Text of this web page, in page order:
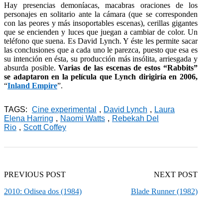
Hay presencias demoníacas, macabras oraciones de los
personajes en solitario ante la cámara (que se corresponden
con las peores y más insoportables escenas), cerillas gigantes
que se encienden y luces que juegan a cambiar de color. Un
teléfono que suena. Es David Lynch. Y éste les permite sacar
las conclusiones que a cada uno le parezca, puesto que esa es
su intención en ésta, su producción más insólita, arriesgada y
absurda posible.Varias de las escenas de estos “Rabbits”
se adaptaron en la película que Lynch dirigiría en 2006,
“Inland Empire”.
TAGS: Cine experimental , David Lynch , Laura
Elena Harring , Naomi Watts , Rebekah Del
Rio , Scott Coffey
PREVIOUS POST
2010: Odisea dos (1984)
NEXT POST
Blade Runner (1982)